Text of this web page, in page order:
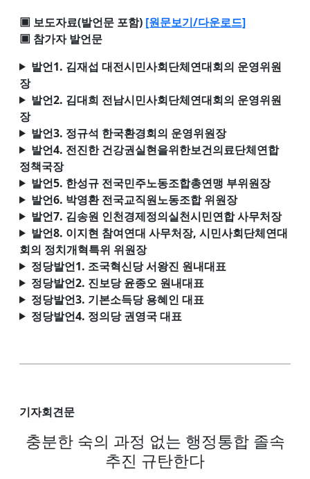
▣ 보도자료(발언문 포함) [원문보기/다운로드]
▣ 참가자 발언문
발언1. 김재섭 대전시민사회단체연대회의 운영위원
장
발언2. 김대희 전남시민사회단체연대회의 운영위원
장
발언3. 정규석 한국환경회의 운영위원장
발언4. 전진한 건강권실현을위한보건의료단체연합
정책국장
발언5. 한성규 전국민주노동조합총연맹 부위원장
발언6. 박영환 전국교직원노동조합 위원장
발언7. 김송원 인천경제정의실천시민연합 사무처장
발언8. 이지현 참여연대 사무처장, 시민사회단체연대
회의 정치개혁특위 위원장
정당발언1. 조국혁신당 서왕진 원내대표
정당발언2. 진보당 윤종오 원내대표
정당발언3. 기본소득당 용혜인 대표
정당발언4. 정의당 권영국 대표
기자회견문
충분한 숙의 과정 없는 행정통합 졸속
추진 규탄한다